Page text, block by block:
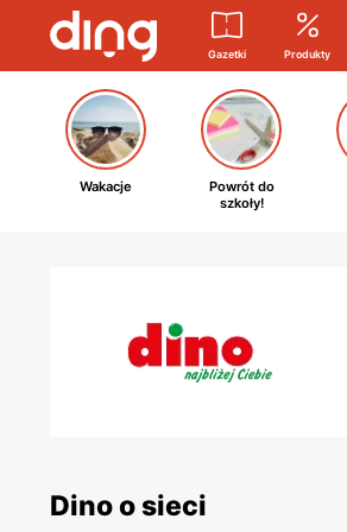
Gazetki Produkty
Wakacje
Powrót do
szkoły!
Dino o sieci